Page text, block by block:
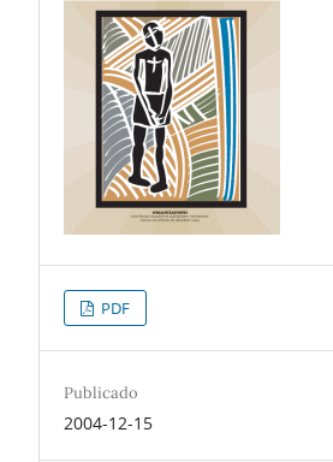
PDF
Publicado
2004-12-15